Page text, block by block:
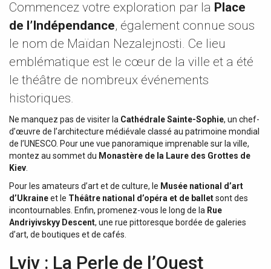
Commencez votre exploration par la Place
de l’Indépendance, également connue sous
le nom de Maïdan Nezalejnosti. Ce lieu
emblématique est le cœur de la ville et a été
le théâtre de nombreux événements
historiques.
Ne manquez pas de visiter la Cathédrale Sainte-Sophie, un chef-
d’œuvre de l’architecture médiévale classé au patrimoine mondial
de l’UNESCO. Pour une vue panoramique imprenable sur la ville,
montez au sommet du Monastère de la Laure des Grottes de
Kiev
Pour les amateurs d’art et de culture, le Musée national d’art
d’Ukraineet le Théâtre national d’opéra et de balletsont des
incontournables. Enfin, promenez-vous le long de la Rue
Andriyivskyy Descent, une rue pittoresque bordée de galeries
d’art, de boutiques et de cafés.
Lviv : La Perle de l’Ouest